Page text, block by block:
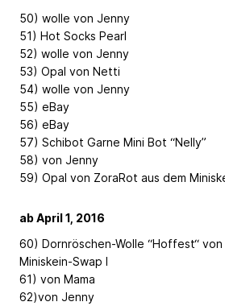
50) wolle von Jenny
51) Hot Socks Pearl
52) wolle von Jenny
53) Opal von Netti
54) wolle von Jenny
55) eBay
56) eBay
57) Schibot Garne Mini Bot “Nelly”
58) von Jenny
59) Opal von ZoraRot aus dem
ab April 1, 2016
60) Dornröschen-Wolle “Hoffest“ von
Miniskein-Swap I
61) von Mama
62)von Jenny